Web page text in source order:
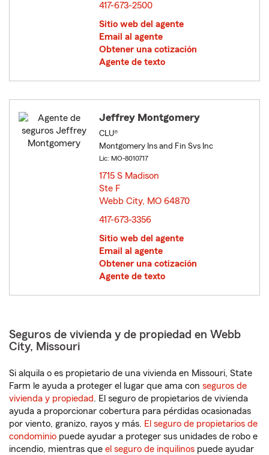
417-673-2500
Sitio web del agente
Email al agente
Obtener una cotización
Agente de texto
Jeffrey Montgomery
CLU®
Montgomery Ins and Fin Svs Inc
Lic: MO-8010717
1715 S Madison
Ste F
Webb City, MO 64870
417-673-3356
Sitio web del agente
Email al agente
Obtener una cotización
Agente de texto
Seguros de vivienda y de propiedad en Webb
City, Missouri
Si alquila o es propietario de una vivienda en Missouri, State
Farm le ayuda a proteger el lugar que ama con seguros de
vivienda y propiedad. El seguro de propietarios de vivienda
ayuda a proporcionar cobertura para pérdidas ocasionadas
por viento, granizo, rayos y más. El seguro de propietarios de
condominio puede ayudar a proteger sus unidades de robo e
incendio, mientras que el seguro de inquilinos puede ayudar